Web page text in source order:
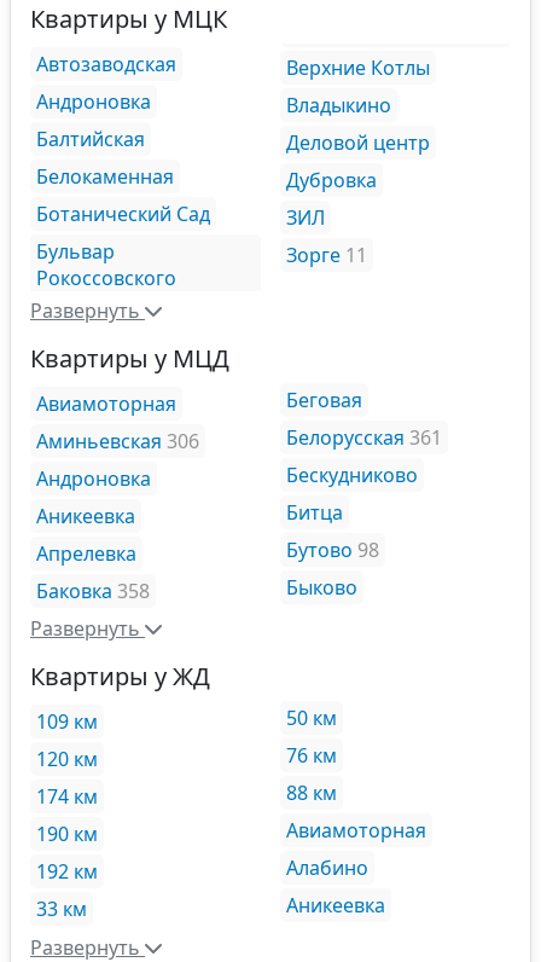
Квартиры у МЦК
Автозаводская
Андроновка
Балтийская
Белокаменная
Ботанический Сад
Бульвар
Рокоссовского
Верхние Котлы
Владыкино
Деловой центр
Дубровка
ЗИЛ
Зорге 11
Развернуть
Квартиры у МЦД
Авиамоторная
Аминьевская 306
Андроновка
Аникеевка
Апрелевка
Баковка 358
Беговая
Белорусская 361
Бескудниково
Битца
Бутово 98
Быково
Развернуть
Квартиры у ЖД
109 км
120 км
174 км
190 км
192 км
33 км
50 км
76 км
88 км
Авиамоторная
Алабино
Аникеевка
Развернуть